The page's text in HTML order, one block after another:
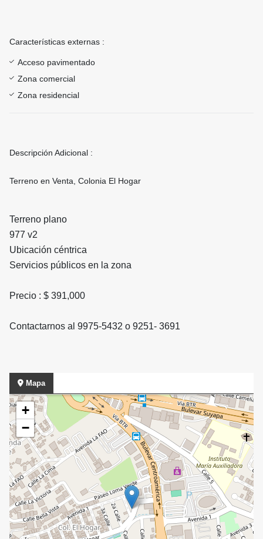
Características externas :
Acceso pavimentado
Zona comercial
Zona residencial
Descripción Adicional :
Terreno en Venta, Colonia El Hogar
Terreno plano
977 v2
Ubicación céntrica
Servicios públicos en la zona
Precio : $ 391,000
Contactarnos al 9975-5432 o 9251- 3691
Mapa
+
−